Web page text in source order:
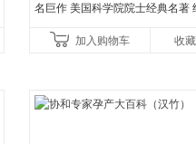
名巨作 美国科学院院士经典名著
加入购物车
收藏